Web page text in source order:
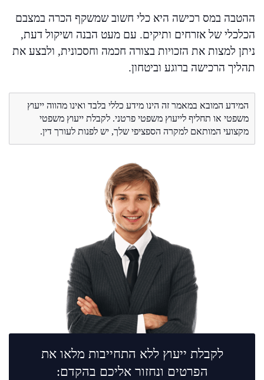
ההטבה במס רכישה היא כלי חשוב שמשקף הכרה במצבם
הכלכלי של אזרחים ותיקים. עם מעט הבנה ושיקול דעת,
ניתן למצות את הזכויות בצורה חכמה וחסכונית, ולבצע את
תהליך הרכישה ברוגע וביטחון.
המידע המובא במאמר זה הינו מידע כללי בלבד ואינו מהווה ייעוץ
משפטי או תחליף לייעוץ משפטי פרטני. לקבלת ייעוץ משפטי
מקצועי המותאם למקרה הספציפי שלך, יש לפנות לעורך דין.
לקבלת ייעוץ ללא התחייבות מלאו את
הפרטים ונחזור אליכם בהקדם: